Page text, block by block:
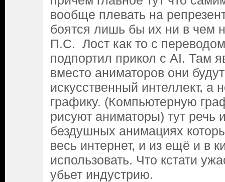
вообще плевать на
боятся лишь бы их ни в чем
П.С. Лост как то с
подпортил прикол с AI. Там
вместо аниматоров они
искусственный интеллект, а
графику. (Компьютерную
рисуют аниматоры) тут речь
бездушных анимациях
весь интернет, и из ещё и в
использовать. Что кстати
убьет индустрию.